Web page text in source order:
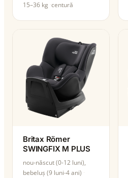
15–36 kg centură
Britax Römer
SWINGFIX M PLUS
nou-născut (0-12 luni),
bebeluș (9 luni-4 ani)